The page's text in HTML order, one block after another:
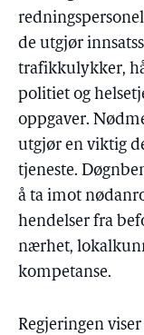
de utgjør
trafikkulykker,
politiet og
oppgaver.
utgjør en viktig
tjeneste.
å ta imot
hendelser fra
nærhet,
kompetanse.
Regjeringen